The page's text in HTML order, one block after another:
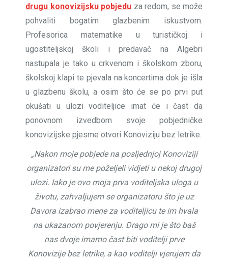
drugu konovizijsku pobjedu za redom, se može
pohvaliti bogatim glazbenim iskustvom.
Profesorica matematike u turističkoj i
ugostiteljskoj školi i predavač na Algebri
nastupala je tako u crkvenom i školskom zboru,
školskoj klapi te pjevala na koncertima dok je išla
u glazbenu školu, a osim što će se po prvi put
okušati u ulozi voditeljice imat će i čast da
ponovnom izvedbom svoje pobjedničke
konovizijske pjesme otvori Konoviziju bez letrike.
„Nakon moje pobjede na posljednjoj Konoviziji
organizatori su me poželjeli vidjeti u nekoj drugoj
ulozi. Iako je ovo moja prva voditeljska uloga u
životu, zahvaljujem se organizatoru što je uz
Davora izabrao mene za voditeljicu te im hvala
na ukazanom povjerenju. Drago mi je što baš
nas dvoje imamo čast biti voditelji prve
Konovizije bez letrike, a kao voditelji vjerujem da